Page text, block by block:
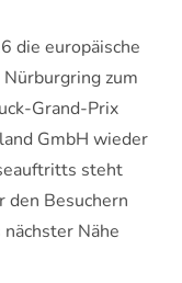
die europäische
zum
Grand-Prix
GmbH wieder
steht
den Besuchern
Nähe